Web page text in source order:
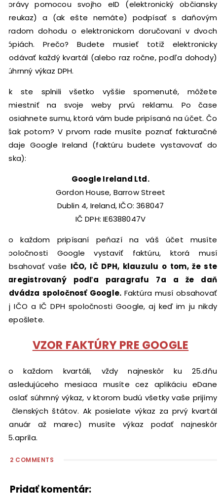
správy pomocou svojho eID (elektronický občiansky
preukaz) a (ak ešte nemáte) podpísať s daňovým
úradom dohodu o elektronickom doručovaní v dvoch
kópiách. Prečo? Budete musieť totiž elektronicky
podávať každý kvartál (alebo raz ročne, podľa dohody)
súhrnný výkaz DPH.
Ak ste splnili všetko vyššie spomenuté, môžete
umiestniť na svoje weby prvú reklamu. Po čase
dosiahnete sumu, ktorá vám bude pripísaná na účet. Čo
však potom? V prvom rade musíte poznať fakturačné
údaje Google Ireland (faktúru budete vystavovať do
Írska):
Google Ireland Ltd.
Gordon House, Barrow Street
Dublin 4, Ireland, IČO: 368047
IČ DPH: IE6388047V
Po každom pripísaní peňazí na váš účet musíte
spoločnosti Google vystaviť faktúru, ktorá musí
obsahovať vaše IČO, IČ DPH, klauzulu o tom, že ste
zaregistrovaný podľa paragrafu 7a a že daň
odvádza spoločnosť Google. Faktúra musí obsahovať
aj IČO a IČ DPH spoločnosti Google, aj keď im ju nikdy
nepošlete.
VZOR FAKTÚRY PRE GOOGLE
Po každom kvartáli, vždy najneskôr ku 25.dňu
nasledujúceho mesiaca musíte cez aplikáciu eDane
poslať súhrnný výkaz, v ktorom budú všetky vaše prijímy
z členských štátov. Ak posielate výkaz za prvý kvartál
(január až marec) musíte výkaz podať najneskôr
25.apríla.
2 COMMENTS
Pridať komentár: